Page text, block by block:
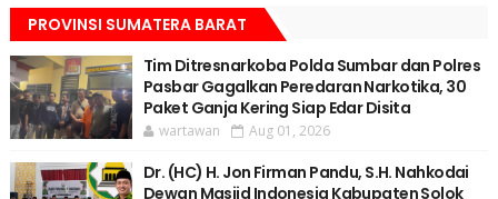
PROVINSI SUMATERA BARAT
Tim Ditresnarkoba Polda Sumbar dan Polres
Pasbar Gagalkan Peredaran Narkotika, 30
Paket Ganja Kering Siap Edar Disita
wartawan Aug 01, 2026
Dr. (HC) H. Jon Firman Pandu, S.H. Nahkodai
Dewan Masjid Indonesia Kabupaten Solok